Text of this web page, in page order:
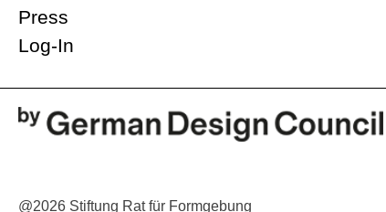
Press
Log-In
@2026 Stiftung Rat für Formgebung